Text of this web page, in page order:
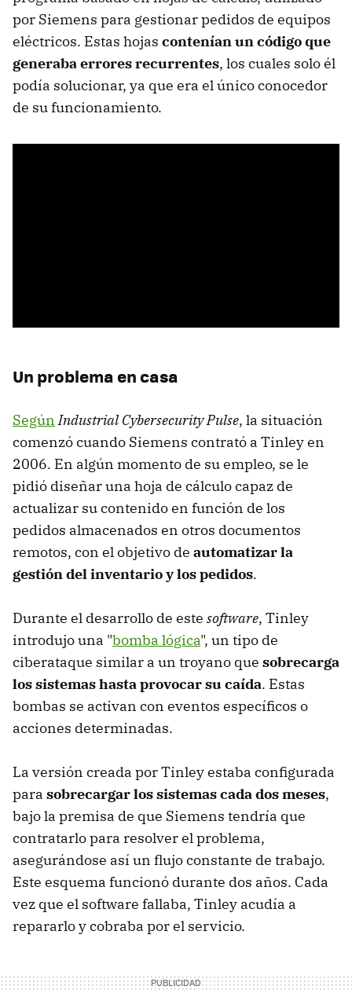
por Siemens para gestionar pedidos de equipos
eléctricos. Estas hojas contenían un código que
generaba errores recurrentes, los cuales solo él
podía solucionar, ya que era el único conocedor
de su funcionamiento.
Un problema en casa
Según Industrial Cybersecurity Pulse, la situación
comenzó cuando Siemens contrató a Tinley en
2006. En algún momento de su empleo, se le
pidió diseñar una hoja de cálculo capaz de
actualizar su contenido en función de los
pedidos almacenados en otros documentos
remotos, con el objetivo de automatizar la
gestión del inventario y los pedidos.
Durante el desarrollo de este software, Tinley
introdujo una "bomba lógica", un tipo de
ciberataque similar a un troyano que sobrecarga
los sistemas hasta provocar su caída. Estas
bombas se activan con eventos específicos o
acciones determinadas.
La versión creada por Tinley estaba configurada
para sobrecargar los sistemas cada dos meses,
bajo la premisa de que Siemens tendría que
contratarlo para resolver el problema,
asegurándose así un flujo constante de trabajo.
Este esquema funcionó durante dos años. Cada
vez que el software fallaba, Tinley acudía a
repararlo y cobraba por el servicio.